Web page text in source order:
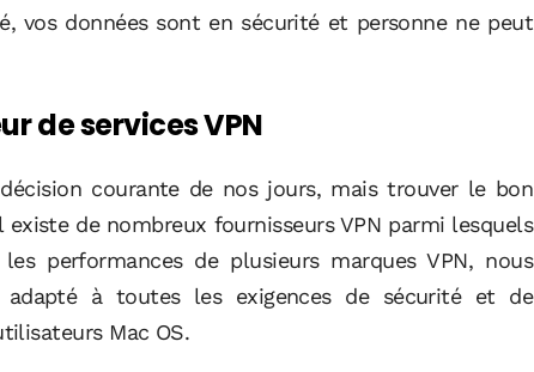
vos données sont en sécurité et personne ne peut
de services VPN
courante de nos jours, mais trouver le bon
de nombreux fournisseurs VPN parmi lesquels
performances de plusieurs marques VPN, nous
adapté à toutes les exigences de sécurité et de
Mac OS.